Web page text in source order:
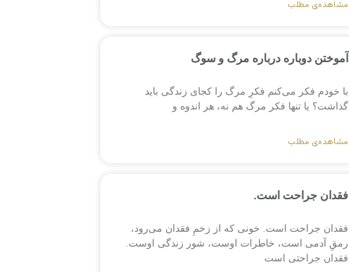
مشاهده‌ی مطلب
آموختن دوباره درباره مرگ و سوگ
با خودم فکر می‌کنم فکرِ مرگ را کجای زندگی باید
گذاشت؟ یا تنها فکر مرگ هم نه، هر اندوه و
مشاهده‌ی مطلب
فقدان جراحت است.
فقدان جراحت است. خونی که از زخمِ فقدان می‌رود،
رمقِ آدمی است، خاطرات اوست، شور زندگی اوست.
فقدان جراحتی است